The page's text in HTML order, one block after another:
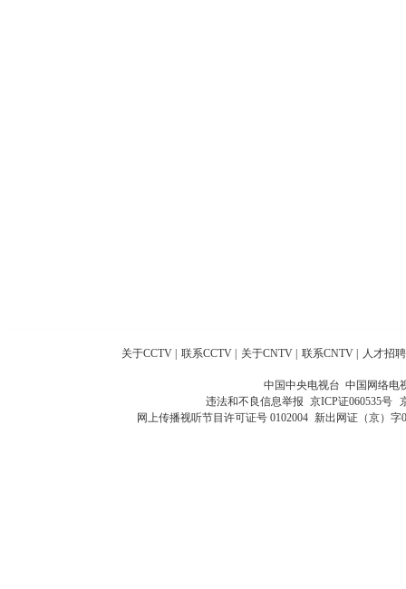
关于CCTV 联系CCTV 关于CNTV 联系CNTV 人才招聘
中国中央电视台 中国网络电
违法和不良信息举报 京ICP证060535号
网上传播视听节目许可证号 0102004 新出网证（京）